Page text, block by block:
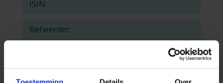
ISIN:
Beheerder: